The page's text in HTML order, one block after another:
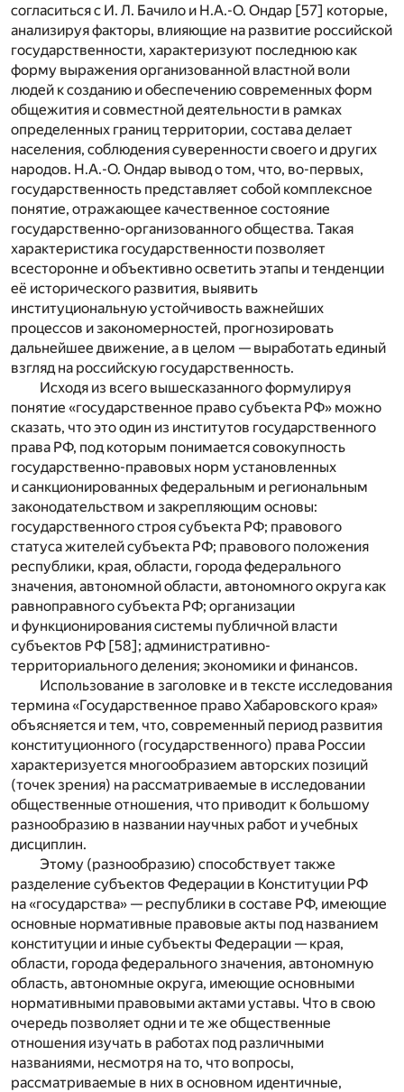
согласиться с И. Л. Бачило и Н.А.-О. Ондар [57] которые,
анализируя факторы, влияющие на развитие российской
государственности, характеризуют последнюю как
форму выражения организованной властной воли
людей к созданию и обеспечению современных форм
общежития и совместной деятельности в рамках
определенных границ территории, состава делает
населения, соблюдения суверенности своего и других
народов. Н.А.-О. Ондар вывод о том, что, во-первых,
государственность представляет собой комплексное
понятие, отражающее качественное состояние
государственно-организованного общества. Такая
характеристика государственности позволяет
всесторонне и объективно осветить этапы и тенденции
её исторического развития, выявить
институциональную устойчивость важнейших
процессов и закономерностей, прогнозировать
дальнейшее движение, а в целом — выработать единый
взгляд на российскую государственность.
Исходя из всего вышесказанного формулируя
понятие «государственное право субъекта РФ» можно
сказать, что это один из институтов государственного
права РФ, под которым понимается совокупность
государственно-правовых норм установленных
и санкционированных федеральным и региональным
законодательством и закрепляющим основы:
государственного строя субъекта РФ; правового
статуса жителей субъекта РФ; правового положения
республики, края, области, города федерального
значения, автономной области, автономного округа как
равноправного субъекта РФ; организации
и функционирования системы публичной власти
субъектов РФ [58]; административно-
территориального деления; экономики и финансов.
Использование в заголовке и в тексте исследования
термина «Государственное право Хабаровского края»
объясняется и тем, что, современный период развития
конституционного (государственного) права России
характеризуется многообразием авторских позиций
(точек зрения) на рассматриваемые в исследовании
общественные отношения, что приводит к большому
разнообразию в названии научных работ и учебных
дисциплин.
Этому (разнообразию) способствует также
разделение субъектов Федерации в Конституции РФ
на «государства» — республики в составе РФ, имеющие
основные нормативные правовые акты под названием
конституции и иные субъекты Федерации — края,
области, города федерального значения, автономную
область, автономные округа, имеющие основными
нормативными правовыми актами уставы. Что в свою
очередь позволяет одни и те же общественные
отношения изучать в работах под различными
названиями, несмотря на то, что вопросы,
рассматриваемые в них в основном идентичные,